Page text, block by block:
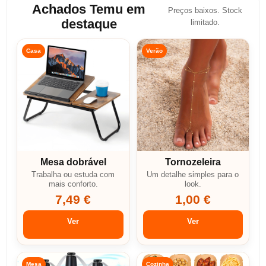
Achados Temu em
destaque
Preços baixos. Stock
limitado.
Casa
Mesa dobrável
Trabalha ou estuda com
mais conforto.
7,49 €
Ver
Verão
Tornozeleira
Um detalhe simples para o
look.
1,00 €
Ver
Mesa Cozinha